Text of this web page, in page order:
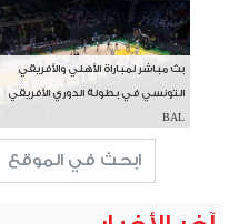
بث مباشر لمباراة الأهلي والأفريقي
التونسي في بطولة الدوري الأفريقي
BAL